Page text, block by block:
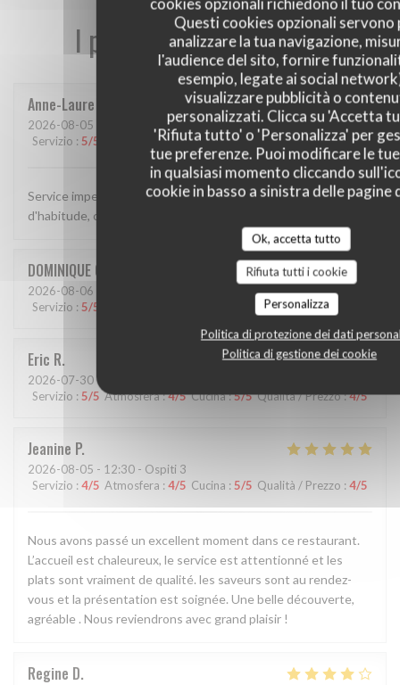
Questi cookies opzionali servono
analizzare la tua navigazione,
l'audience del sito, fornire
esempio, legate ai social
visualizzare pubblicità o
personalizzati. Clicca su 'Accetta
'Rifiuta tutto' o 'Personalizza' per
tue preferenze. Puoi modificare le
in qualsiasi momento cliccando
cookie in basso a sinistra delle pagine
Ok, accetta tutto
Rifiuta tutti i cookie
Personalizza
Politica di protezione dei dati
Politica di gestione dei cookie
I pareri dei nostri clienti
Anne-Laure
2026-08-05 - 12:30 - Ospiti 4
Servizio : 5/5 Atmosfera:5/5 Cucina: 5 /5 Qualità / Prezzo: 5/5
Service impeccable et chaleureux, plats délicieux...comme
d'habitude, cette adresse est une valeur sûre
DOMINIQUE C
2026-08-06
Servizio : 5/5 Qualità / Prezzo
Eric R
2026-07-30- 12:15 - Ospiti 2
Servizio : 5/5 Atmosfera:4/5 Cucina:5/5 Qualità / Prezzo:4/5
Jeanine P
2026-08-05 - 12:30 - Ospiti 3
Servizio : 4/5 Atmosfera : 4/5 Cucina : 5/5 Qualità / Prezzo : 4/5
Nous avons passé un excellent moment dans ce restaurant.
L’accueil est chaleureux, le service est attentionné et les
plats sont vraiment de qualité. les saveurs sont au rendez-
vous et la présentation est soignée. Une belle découverte,
agréable . Nous reviendrons avec grand plaisir !
Regine D